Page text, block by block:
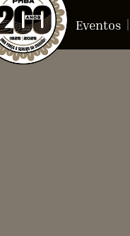
Eventos